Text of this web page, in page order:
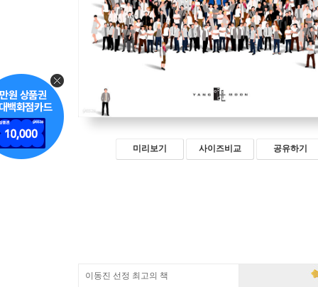
미리보기 사이즈비교 공유하기
이동진 선정 최고의 책